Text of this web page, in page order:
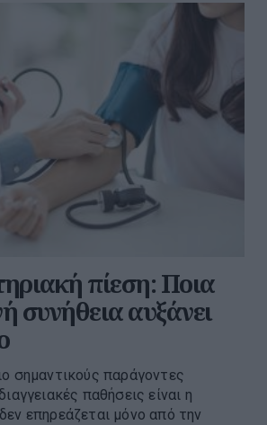
πίεση: Ποια
συνήθεια αυξάνει
σημαντικούς παράγοντες
παθήσεις είναι η
επηρεάζεται μόνο από την